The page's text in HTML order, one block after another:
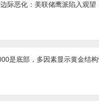
际恶化：美联储鹰派陷入观望
是底部，多因素显示黄金结